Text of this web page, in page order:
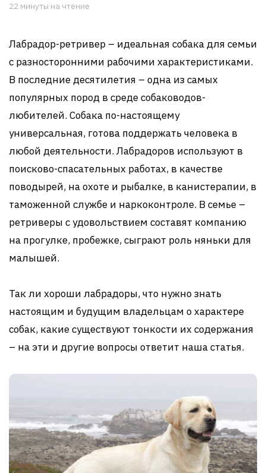
22 минуты на чтение
Лабрадор-ретривер – идеальная собака для семьи
с разносторонними рабочими характеристиками.
В последние десятилетия – одна из самых
популярных пород в среде собаководов-
любителей. Собака по-настоящему
универсальная, готова поддержать человека в
любой деятельности. Лабрадоров используют в
поисково-спасательных работах, в качестве
поводырей, на охоте и рыбалке, в канистерапии, в
таможенной службе и наркоконтроле. В семье –
ретриверы с удовольствием составят компанию
на прогулке, пробежке, сыграют роль няньки для
малышей.
Так ли хороши лабрадоры, что нужно знать
настоящим и будущим владельцам о характере
собак, какие существуют тонкости их содержания
– на эти и другие вопросы ответит наша статья.